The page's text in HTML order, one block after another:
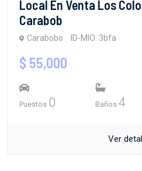
Local En Venta Los
Carabob
Carabobo ID-MIO: 3bfa
$ 55,000
Puestos 0 Baños 4
Ver